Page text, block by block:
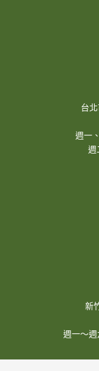
台
週一
週
新
週一～週